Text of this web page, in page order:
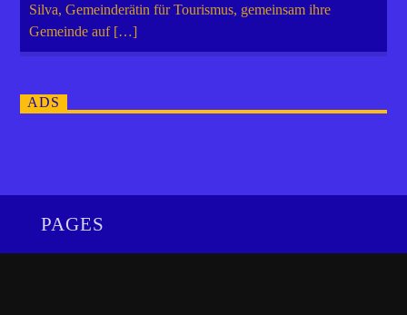
Silva, Gemeinderätin für Tourismus, gemeinsam ihre
Gemeinde auf […]
ADS
PAGES